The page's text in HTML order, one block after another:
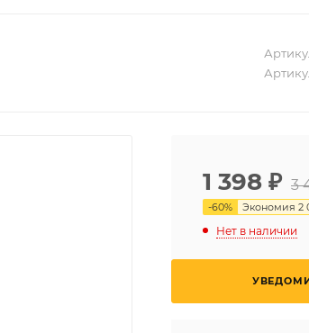
1 398 ₽ 3
-60% Экономия 2
Нет в наличии